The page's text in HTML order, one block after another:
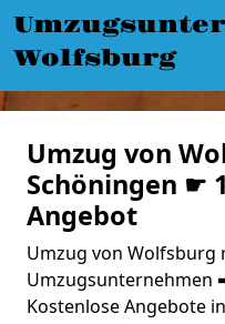
Wolfsburg
Umzug von
Schöningen ☛
Angebot
Umzug von Wolfsburg
Umzugsunternehmen
Kostenlose Angebote